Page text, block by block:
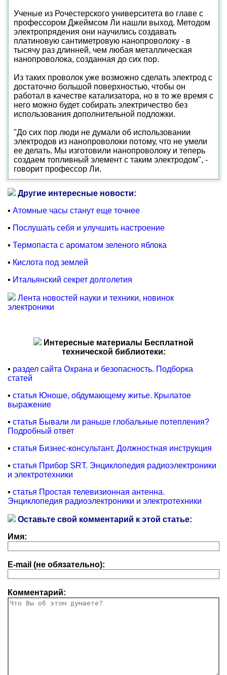
Ученые из Рочестерского университета во главе с
профессором Джеймсом Ли нашли выход. Методом
электропрядения они научились создавать
платиновую сантиметровую нанопроволоку - в
тысячу раз длинней, чем любая металлическая
нанопроволока, созданная до сих пор.
Из таких проволок уже возможно сделать электрод с
достаточно большой поверхностью, чтобы он
работал в качестве катализатора, но в то же время с
него можно будет собирать электричество без
использования дополнительной подложки.
"До сих пор люди не думали об использовании
электродов из нанопроволоки потому, что не умели
ее делать. Мы изготовили нанопроволоку и теперь
создаем топливный элемент с таким электродом", -
говорит профессор Ли.
Другие интересные новости:
▪ Атомные часы станут еще точнее
▪ Послушать себя и улучшить настроение
▪ Термопаста с ароматом зеленого яблока
▪ Кислота под землей
▪ Итальянский секрет долголетия
Лента новостей науки и техники, новинок
электроники
Интересные материалы Бесплатной
технической библиотеки:
▪ раздел сайта Охрана и безопасность. Подборка
статей
▪ статья Юноше, обдумающему житье. Крылатое
выражение
▪ статья Бывали ли раньше глобальные потепления?
Подробный ответ
▪ статья Бизнес-консультант. Должностная инструкция
▪ статья Прибор SRT. Энциклопедия радиоэлектроники
и электротехники
▪ статья Простая телевизионная антенна.
Энциклопедия радиоэлектроники и электротехники
Оставьте свой комментарий к этой статье:
Имя:
E-mail (не обязательно):
Комментарий: